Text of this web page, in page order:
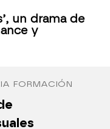
un drama de
y
FORMACIÓN